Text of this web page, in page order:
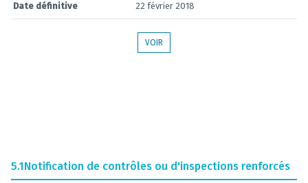
Date définitive 22 février 2018
VOIR
5.1Notification de contrôles ou d'inspections renforcés